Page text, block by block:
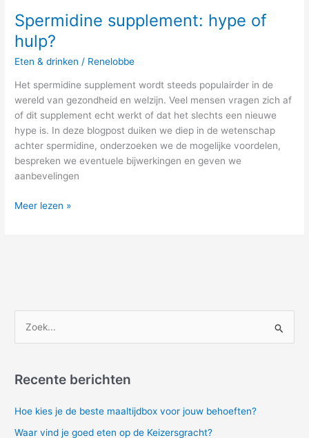
Spermidine supplement: hype of
hulp?
Eten & drinken / Renelobbe
Het spermidine supplement wordt steeds populairder in de
wereld van gezondheid en welzijn. Veel mensen vragen zich af
of dit supplement echt werkt of dat het slechts een nieuwe
hype is. In deze blogpost duiken we diep in de wetenschap
achter spermidine, onderzoeken we de mogelijke voordelen,
bespreken we eventuele bijwerkingen en geven we
aanbevelingen
Meer lezen »
kRecente berichten
Hoe kies je de beste maaltijdbox voor jouw behoeften?
Waar vind je goed eten op de Keizersgracht?